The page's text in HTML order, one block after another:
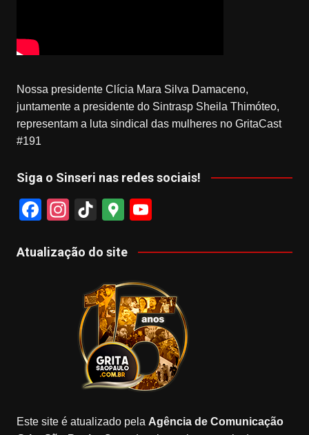
Nossa presidente Clícia Mara Silva Damaceno,
juntamente a presidente do Sintrasp Sheila Thimóteo,
representam a luta sindical das mulheres no GritaCast
#191
Siga o Sinseri nas redes sociais!
F
c
In
a
m
Ti
T
k
G
o
gl
e
M
a
p
s
u
u
b
e
Atualização do site
Este site é atualizado pela Agência de Comunicação